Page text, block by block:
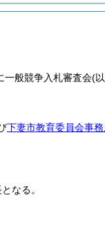
一般競争入札審査会(
下妻市教育委員会事務
なる。